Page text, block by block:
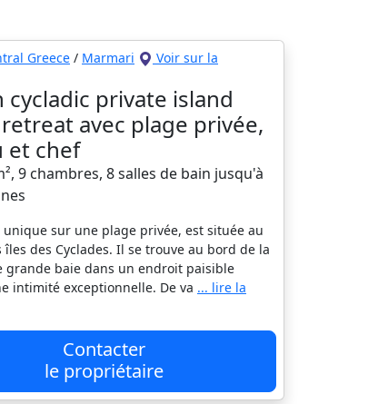
Greece / Marmari
Voir sur la
cycladic private island
avec plage privée,
et chef
9 chambres, 8 salles de bain jusqu'à
unique sur une plage privée, est située au
des Cyclades. Il se trouve au bord de la
grande baie dans un endroit paisible
intimité exceptionnelle. De va ... lire la
Contacter
le propriétaire